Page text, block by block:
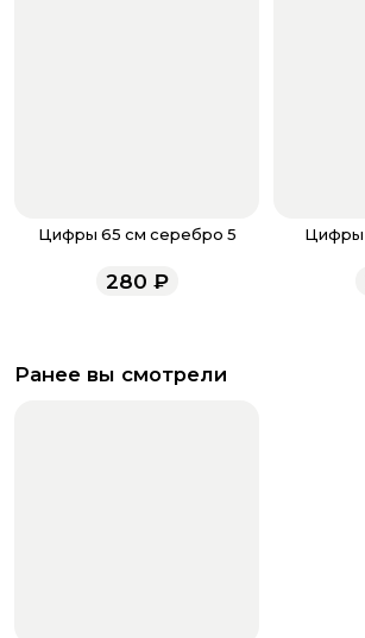
Цифры 65 см серебро 5
280 ₽
Цифры
Ранее вы смотрели